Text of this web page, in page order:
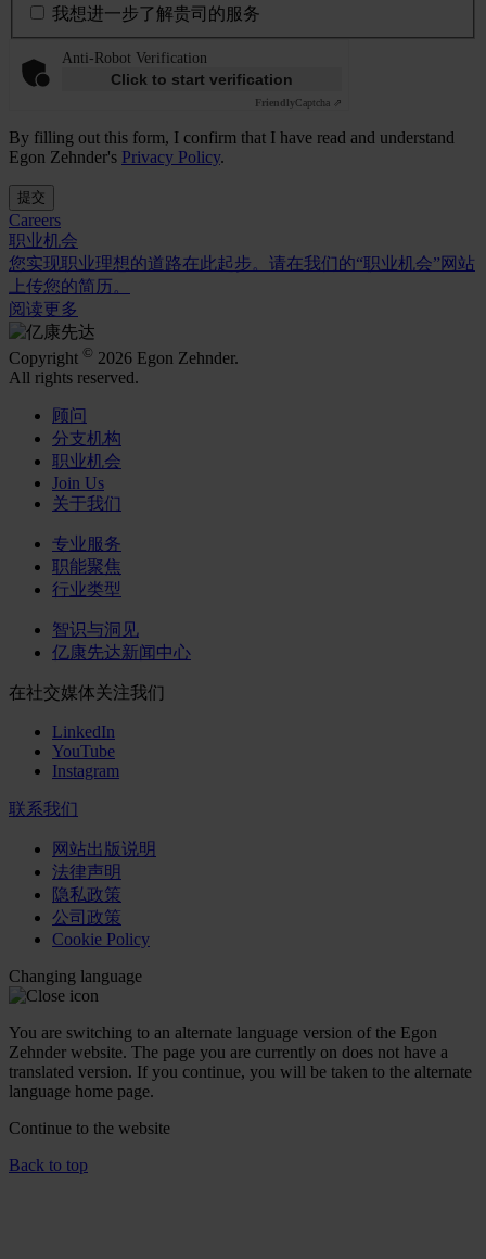
我想进一步了解贵司的服务
Anti-Robot Verification
Click to start verification
FriendlyCaptcha ⇗
By filling out this form, I confirm that I have read and understand
Egon Zehnder's Privacy Policy.
提交
Careers
职业机会
您实现职业理想的道路在此起步。请在我们的“职业机会”网站
上传您的简历。
阅读更多
Copyright © 2026 Egon Zehnder.
All rights reserved.
顾问
分支机构
职业机会
Join Us
关于我们
专业服务
职能聚焦
行业类型
智识与洞见
亿康先达新闻中心
在社交媒体关注我们
LinkedIn
YouTube
Instagram
联系我们
网站出版说明
法律声明
隐私政策
公司政策
Cookie Policy
Changing language
You are switching to an alternate language version of the Egon
Zehnder website. The page you are currently on does not have a
translated version. If you continue, you will be taken to the alternate
language home page.
Continue to the website
Back to top